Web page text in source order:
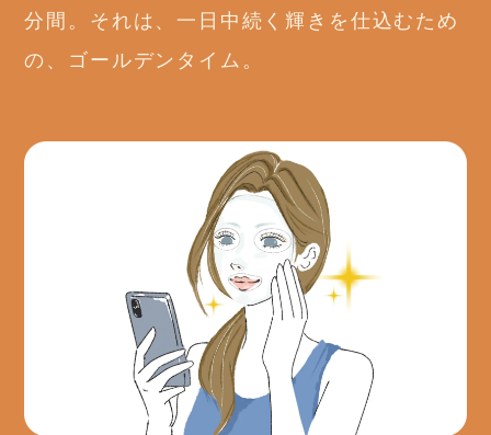
分間。それは、一日中続く輝きを仕込むため
の、ゴールデンタイム。